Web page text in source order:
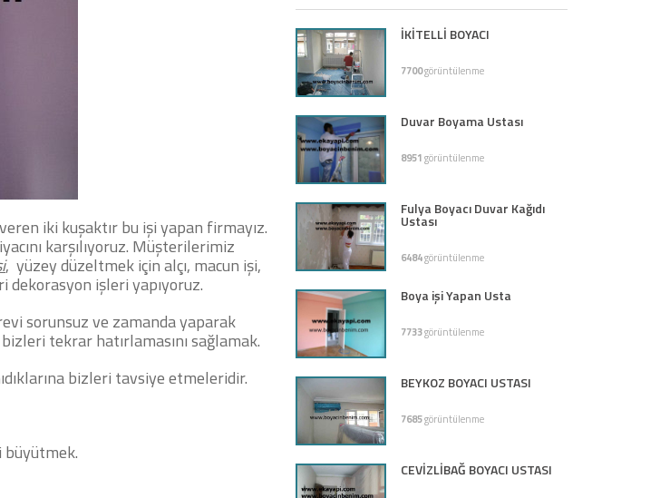
iki kuşaktır bu işi yapan firmayız.
karşılıyoruz. Müşterilerimiz
, yüzey düzeltmek için alçı, macun işi,
dekorasyon işleri yapıyoruz.
sorunsuz ve zamanda yaparak
tekrar hatırlamasını sağlamak.
bizleri tavsiye etmeleridir.
büyütmek.
İKİTELLİ BOYACI
7700görüntülenme
Duvar Boyama Ustası
8951görüntülenme
Fulya Boyacı Duvar Kağıdı
Ustası
6484görüntülenme
Boya işi Yapan Usta
7733görüntülenme
BEYKOZ BOYACI USTASI
7685görüntülenme
CEVİZLİBAĞ BOYACI USTASI